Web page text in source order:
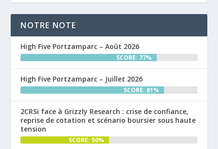
NOTRE NOTE
High Five Portzamparc – Août 2026
SCORE: 77%
High Five Portzamparc – Juillet 2026
SCORE: 81%
2CRSi face à Grizzly Research : crise de confiance,
reprise de cotation et scénario boursier sous haute
tension
SCORE: 50%